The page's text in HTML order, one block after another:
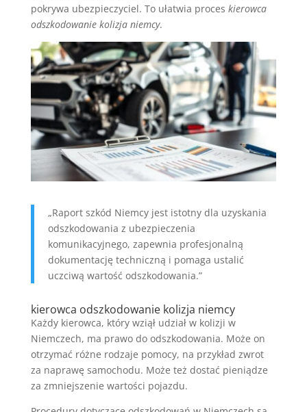
pokrywa ubezpieczyciel. To ułatwia proces kierowca
odszkodowanie kolizja niemcy.
„Raport szkód Niemcy jest istotny dla uzyskania
odszkodowania z ubezpieczenia
komunikacyjnego, zapewnia profesjonalną
dokumentację techniczną i pomaga ustalić
uczciwą wartość odszkodowania.”
kierowca odszkodowanie kolizja niemcy
Każdy kierowca, który wziął udział w kolizji w
Niemczech, ma prawo do odszkodowania. Może on
otrzymać różne rodzaje pomocy, na przykład zwrot
za naprawę samochodu. Może też dostać pieniądze
za zmniejszenie wartości pojazdu.